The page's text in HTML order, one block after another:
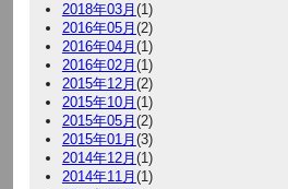
2018年03月(1)
2016年05月(2)
2016年04月(1)
2016年02月(1)
2015年12月(2)
2015年10月(1)
2015年05月(2)
2015年01月(3)
2014年12月(1)
2014年11月(1)